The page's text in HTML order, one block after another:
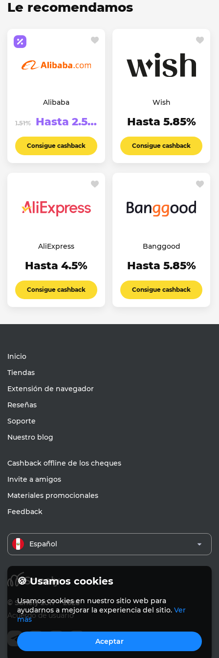
Le recomendamos
Alibaba
1.51% Hasta 2.51%
Consigue cashback
Wish
Hasta 5.85%
Consigue cashback
AliExpress
Hasta 4.5%
Consigue cashback
Banggood
Hasta 5.85%
Consigue cashback
Inicio
Tiendas
Extensión de navegador
Reseñas
Soporte
Nuestro blog
Cashback offline de los cheques
Invite a amigos
Materiales promocionales
Feedback
Español
© Sanely 2017 – 2026
Acuerdo de usuario
🍪 Usamos cookies
Usamos cookies en nuestro sitio web para
ayudarnos a mejorar la experiencia del sitio. Ver
más
Aceptar